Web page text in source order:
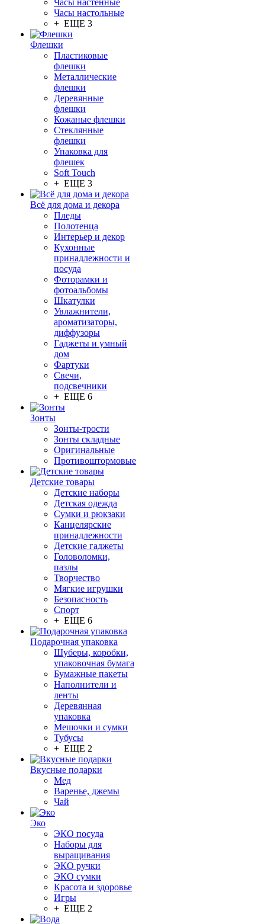
Часы настенные
Часы настольные
+ ЕЩЕ 3
Флешки
Пластиковые
флешки
Металлические
флешки
Деревянные
флешки
Кожаные флешки
Стеклянные
флешки
Упаковка для
флешек
Soft Touch
+ ЕЩЕ 3
Всё для дома и декора
Пледы
Полотенца
Интерьер и декор
Кухонные
принадлежности и
посуда
Фоторамки и
фотоальбомы
Шкатулки
Увлажнители,
ароматизаторы,
диффузоры
Гаджеты и умный
дом
Фартуки
Свечи,
подсвечники
+ ЕЩЕ 6
Зонты
Зонты-трости
Зонты складные
Оригинальные
Противоштормовые
Детские товары
Детские наборы
Детская одежда
Сумки и рюкзаки
Канцелярские
принадлежности
Детские гаджеты
Головоломки,
пазлы
Творчество
Мягкие игрушки
Безопасность
Спорт
+ ЕЩЕ 6
Подарочная упаковка
Шуберы, коробки,
упаковочная бумага
Бумажные пакеты
Наполнители и
ленты
Деревянная
упаковка
Мешочки и сумки
Тубусы
+ ЕЩЕ 2
Вкусные подарки
Мед
Варенье, джемы
Чай
Эко
ЭКО посуда
Наборы для
выращивания
ЭКО ручки
ЭКО сумки
Красота и здоровье
Игры
+ ЕЩЕ 2